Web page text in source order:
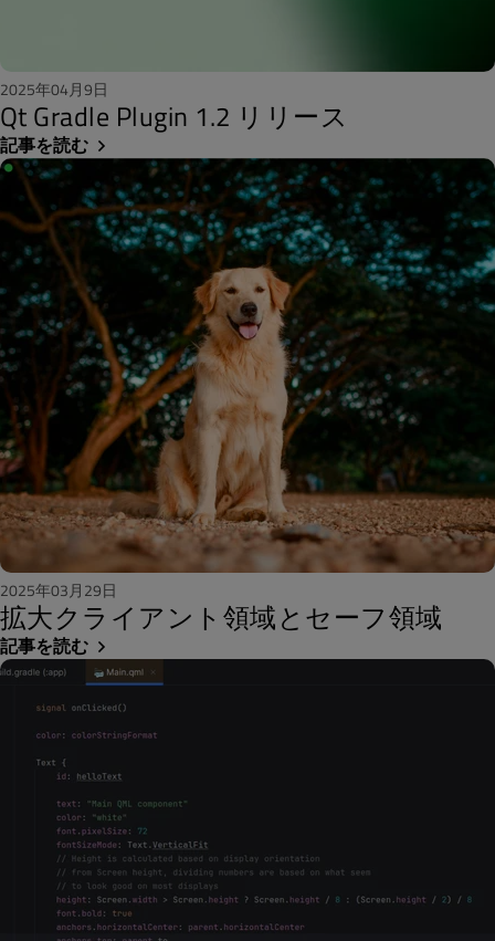
2025年04月9日
Qt Gradle Plugin 1.2 リリース
記事を読む
2025年03月29日
拡大クライアント領域とセーフ領域
記事を読む